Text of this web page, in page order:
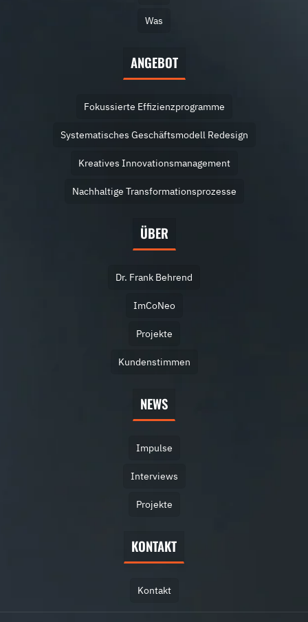
Was
ANGEBOT
Fokussierte Effizienzprogramme
Systematisches Geschäftsmodell Redesign
Kreatives Innovationsmanagement
Nachhaltige Transformationsprozesse
ÜBER
Dr. Frank Behrend
ImCoNeo
Projekte
Kundenstimmen
NEWS
Impulse
Interviews
Projekte
KONTAKT
Kontakt